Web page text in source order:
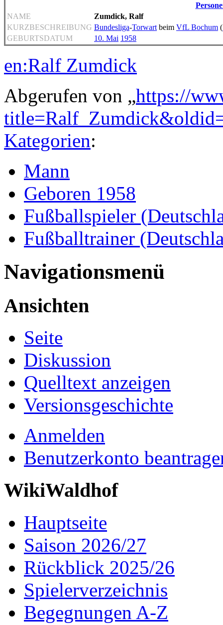
NAME
Zumdick, Ralf
KURZBESCHREIBUNG Bundesliga-Torwart beim VfL Bochum (
GEBURTSDATUM
10. Mai 1958
en:Ralf Zumdick
Abgerufen von „https://
Kategorien:
Mann
Geboren 1958
Fußballspieler
Fußballtrainer
Navigationsmenü
Ansichten
Seite
Diskussion
Quelltext anzeigen
Versionsgeschichte
Anmelden
Benutzerkonto
WikiWaldhof
Hauptseite
Saison 2026/27
Rückblick 2025/26
Spielerverzeichnis
Begegnungen A-Z